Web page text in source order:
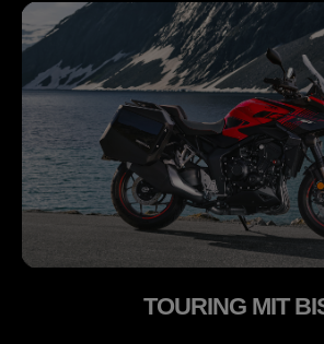
TOURING MIT